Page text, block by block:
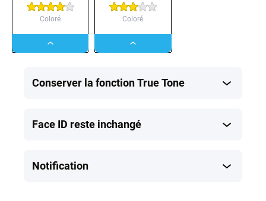
Coloré
Dropdown
Coloré
Dropdown
Conserver la fonction True Tone
Face ID reste inchangé
Notification